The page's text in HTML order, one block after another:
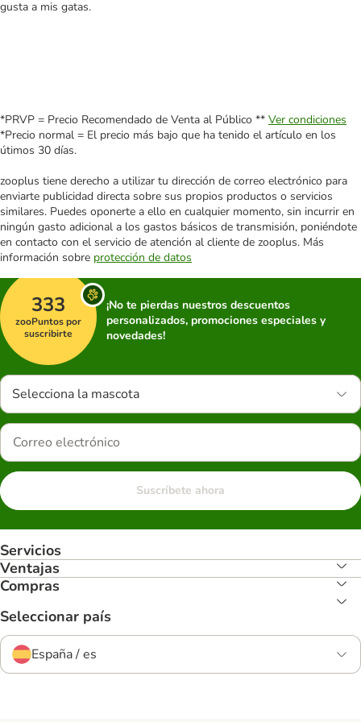
gusta a mis gatas.
*PRVP = Precio Recomendado de Venta al Público ** Ver condiciones
*Precio normal = El precio más bajo que ha tenido el artículo en los
útimos 30 días.
zooplus tiene derecho a utilizar tu dirección de correo electrónico para
enviarte publicidad directa sobre sus propios productos o servicios
similares. Puedes oponerte a ello en cualquier momento, sin incurrir en
ningún gasto adicional a los gastos básicos de transmisión, poniéndote
en contacto con el servicio de atención al cliente de zooplus. Más
información sobre protección de datos
333
zooPuntos por
suscribirte
¡No te pierdas nuestros descuentos
personalizados, promociones especiales y
novedades!
Selecciona la mascota
Suscríbete ahora
Servicios
Ventajas
Compras
Seleccionar país
España / es